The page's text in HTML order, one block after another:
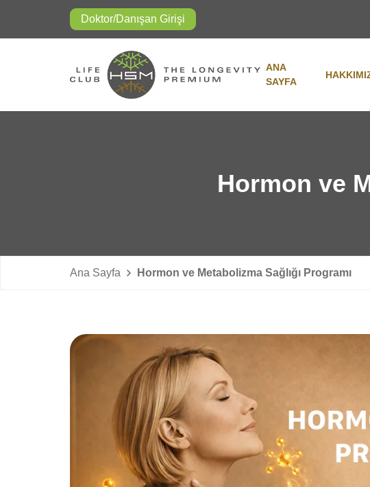
Doktor/Danışan Girişi
ANA
SAYFA
Hormon ve
Ana Sayfa Hormon ve Metabolizma Sağlığı Programı